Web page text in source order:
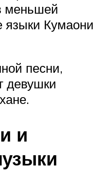
меньшей
языки Кумаони
песни,
девушки
и